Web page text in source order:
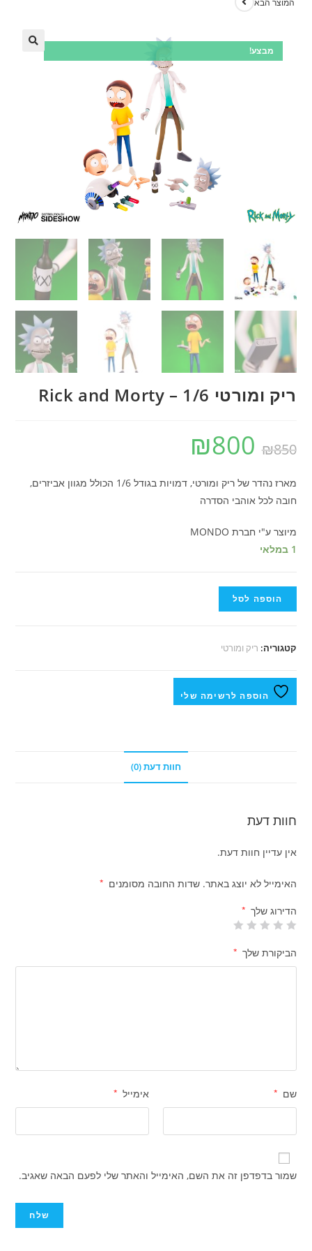
מבצע!
ריק ומורטי 1/6 – Rick and Morty
₪850
₪800
מארז נהדר של ריק ומורטי, דמויות בגודל 1/6 הכולל מגוון אביזרים,
חובה לכל אוהבי הסדרה
מיוצר ע"י חברת MONDO
1 במלאי
הוספה לסל
קטגוריה: ריק ומורטי
הוספה לרשימה שלי
חוות דעת (0)
חוות דעת
אין עדיין חוות דעת.
האימייל לא יוצג באתר. שדות החובה מסומנים *
הדירוג שלך *
הביקורת שלך *
שם * אימייל *
שמור בדפדפן זה את השם, האימייל והאתר שלי לפעם הבאה שאגיב.